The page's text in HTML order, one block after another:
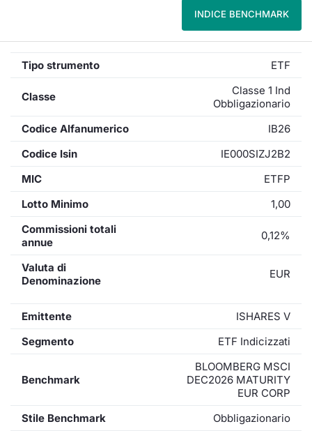
INDICE BENCHMARK
Tipo strumento ETF
Classe
Classe 1 Ind
Obbligazionario
Codice Alfanumerico
IB26
Codice Isin
IE000SIZJ2B2
MIC
ETFP
Lotto Minimo
1,00
Commissioni totali
annue
0,12%
Valuta di
Denominazione
EUR
Emittente
ISHARES V
Segmento
ETF Indicizzati
Benchmark
BLOOMBERG MSCI
DEC2026 MATURITY
EUR CORP
Stile Benchmark
Obbligazionario